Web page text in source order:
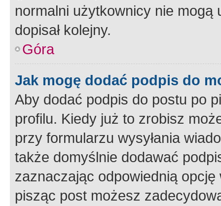
normalni użytkownicy nie
dopisał kolejny.
Góra
Jak mogę dodać podpis do
Aby dodać podpis do postu po
profilu. Kiedy już to zrobisz
przy formularzu wysyłania
także domyślnie dodawać
zaznaczając odpowiednią
pisząc post możesz